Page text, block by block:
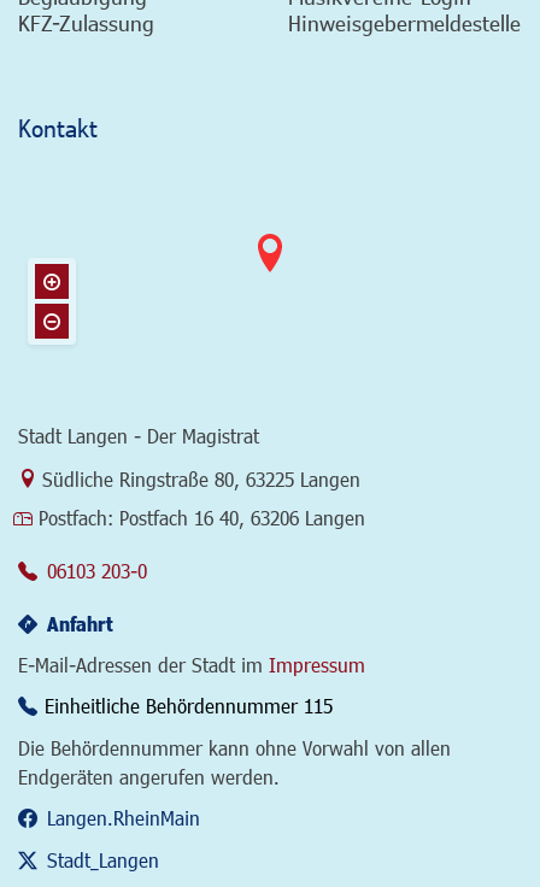
KFZ-Zulassung
Hinweisgebermeldestelle
Kontakt
Stadt Langen - Der Magistrat
Link zur Google-Maps Navigation
Südliche Ringstraße 80 63225 Langen
Postfach: Postfach 16 40, 63206 Langen
06103 203-0
Anfahrt
E-Mail-Adressen der Stadt im Impressum
Einheitliche Behördennummer 115
Die Behördennummer kann ohne Vorwahl von allen
Endgeräten angerufen werden.
Langen.RheinMain
Stadt_Langen